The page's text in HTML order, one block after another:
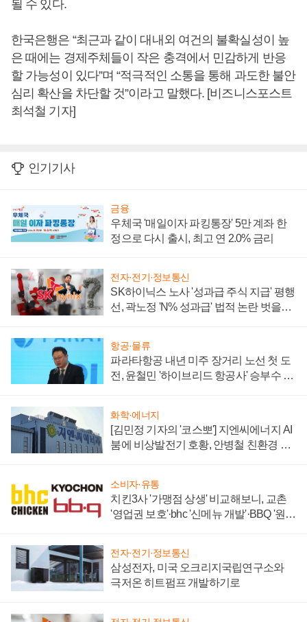
될 수 있다.
한국은행은 “최근과 같이 대내외 여건의 불확실성이 높
은 때에는 경제주체들이 작은 충격에서 민감하게 반응
할 가능성이 있다”며 “적극적인 소통을 통해 과도한 불안
심리 확산을 차단할 것”이라고 말했다. [비즈니스포스트
최석철 기자]
인기기사
금융
우체국 '매일이자 파킹통장' 5만 계좌 한
정으로 다시 출시, 최고 연 2.0% 금리
전자·전기·정보통신
SK하이닉스 노사 '성과급 주식 지급' 평행
선, 곽노정 'N% 성과급' 법적 논란 벗을지
항공·물류
파라타항공 내년 미주 장거리 노선 첫 도
전, 윤철민 '하이브리드 항공사' 승부수 통
화학·에너지
[김민정 기자의 '코스뽀'] 지엔씨에너지 AI
붐에 비상발전기 호황, 안병철 친환경 에
소비자·유통
치킨3사 '가맹점 상생' 비교해보니, 교촌
'영업권 보호'·bhc '신메뉴 개발'·BBQ '원가
전자·전기·정보통신
삼성전자, 미국 오크리지국립연구소와
극저온 히트펌프 개발하기로